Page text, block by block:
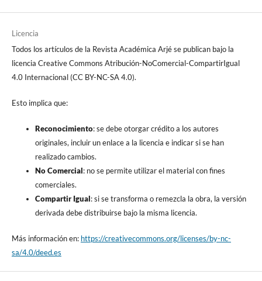
Licencia
Todos los artículos de la Revista Académica Arjé se publican bajo la
licencia Creative Commons Atribución-NoComercial-CompartirIgual
4.0 Internacional (CC BY-NC-SA 4.0).
Esto implica que:
Reconocimiento: se debe otorgar crédito a los autores
originales, incluir un enlace a la licencia e indicar si se han
realizado cambios.
No Comercial: no se permite utilizar el material con fines
comerciales.
Compartir Igual: si se transforma o remezcla la obra, la versión
derivada debe distribuirse bajo la misma licencia.
Más información en: https://creativecommons.org/licenses/by-nc-
sa/4.0/deed.es